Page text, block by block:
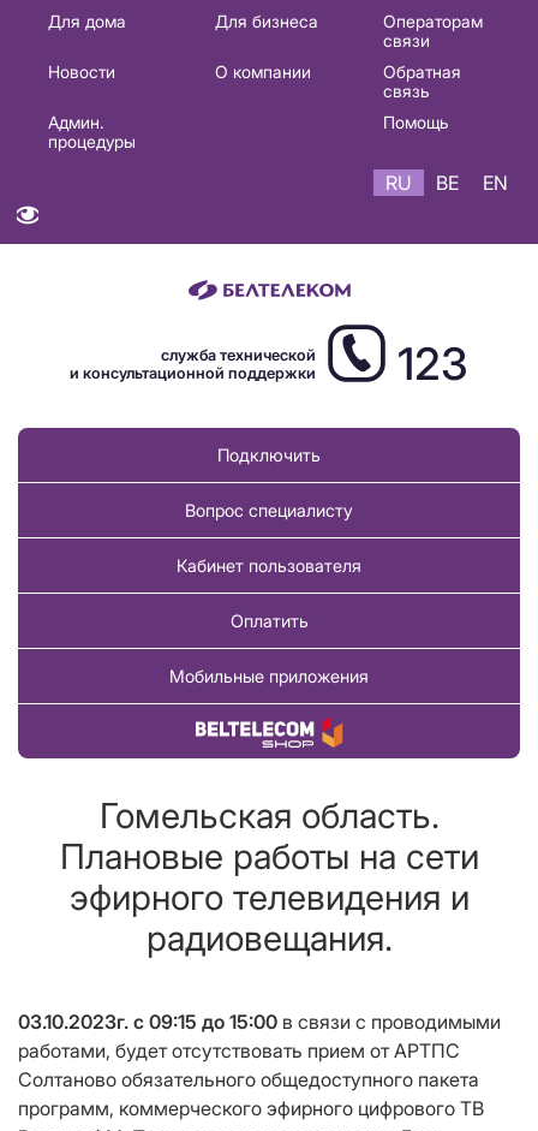
Основная
навигация
Для дома Для бизнеса
Операторам
связи
Новости
О компании
Обратная
связь
Админ.
процедуры
Помощь
RU BE EN
служба технической
и консультационной поддержки
123
Подключить
Вопрос специалисту
Кабинет пользователя
Оплатить
Мобильные приложения
Купить товар
Гомельская область.
Плановые работы на сети
эфирного телевидения и
радиовещания.
03.10.2023г. с 09:15 до 15:00 в связи с проводимыми
работами, будет отсутствовать прием от АРТПС
Солтаново обязательного общедоступного пакета
программ, коммерческого эфирного цифрового ТВ